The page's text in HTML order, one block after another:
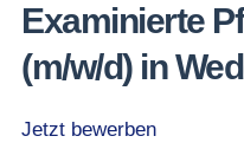
Examinierte
(m/w/d) in
Jetzt bewerben